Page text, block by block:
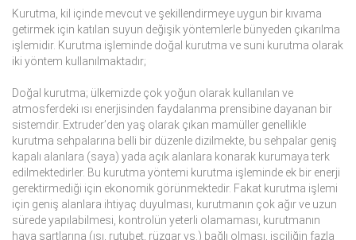
Kurutma, kil içinde mevcut ve şekillendirmeye uygun bir kıvama
getirmek için katılan suyun değişik yöntemlerle bünyeden çıkarılma
işlemidir. Kurutma işleminde doğal kurutma ve suni kurutma olarak
iki yöntem kullanılmaktadır;
Doğal kurutma; ülkemizde çok yoğun olarak kullanılan ve
atmosferdeki ısı enerjisinden faydalanma prensibine dayanan bir
sistemdir. Extruder’den yaş olarak çıkan mamüller genellikle
kurutma sehpalarına belli bir düzenle dizilmekte, bu sehpalar geniş
kapalı alanlara (saya) yada açık alanlara konarak kurumaya terk
edilmektedirler. Bu kurutma yöntemi kurutma işleminde ek bir enerji
gerektirmediği için ekonomik görünmektedir. Fakat kurutma işlemi
için geniş alanlara ihtiyaç duyulması, kurutmanın çok ağır ve uzun
sürede yapılabilmesi, kontrolün yeterli olamaması, kurutmanın
hava şartlarına (ısı, rutubet, rüzgar vs.) bağlı olması, işçiliğin fazla